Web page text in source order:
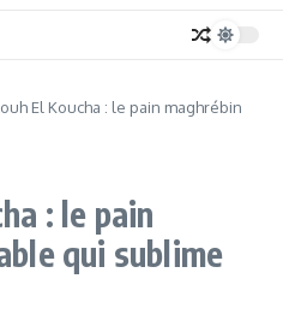
El Koucha : le pain maghrébin
: le pain
qui sublime